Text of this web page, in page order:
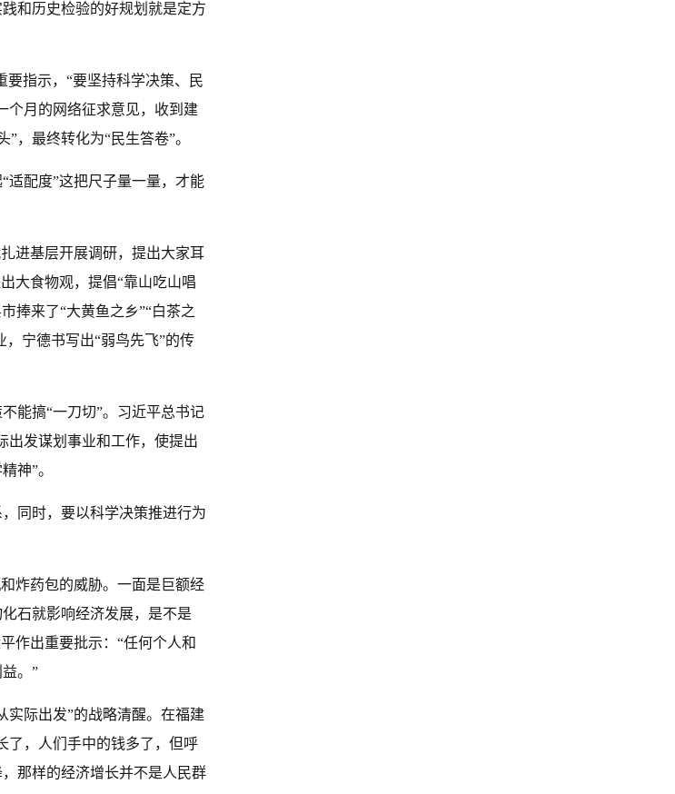
和历史检验的好规划就是定方
要指示，“要坚持科学决策、民
个月的网络征求意见，收到建
，最终转化为“民生答卷”。
适配度”这把尺子量一量，才能
进基层开展调研，提出大家耳
大食物观，提倡“靠山吃山唱
捧来了“大黄鱼之乡”“白茶之
，宁德书写出“弱鸟先飞”的传
能搞“一刀切”。习近平总书记
出发谋划事业和工作，使提出
神”。
同时，要以科学决策推进行为
炸药包的威胁。一面是巨额经
石就影响经济发展，是不是
作出重要批示：“任何个人和
。”
实际出发”的战略清醒。在福建
了，人们手中的钱多了，但呼
那样的经济增长并不是人民群